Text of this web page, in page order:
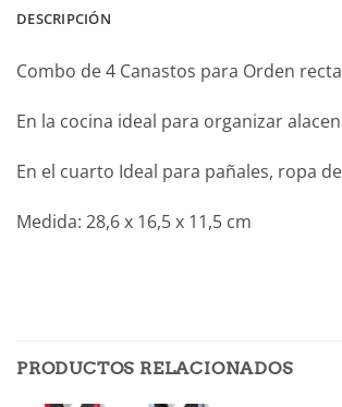
DESCRIPCIÓN
Combo de 4 Canastos para Orden
En la cocina ideal para organizar
En el cuarto Ideal para pañales, ropa
Medida: 28,6 x 16,5 x 11,5 cm
PRODUCTOS RELACIONADOS